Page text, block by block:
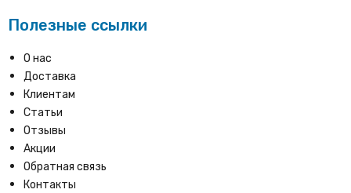
Полезные ссылки
О нас
Доставка
Клиентам
Статьи
Отзывы
Акции
Обратная связь
Контакты